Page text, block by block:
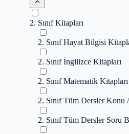
2. Sınıf Kitapları
2. Sınıf Hayat Bilgisi
2. Sınıf İngilizce Kitapları
2. Sınıf Matematik Kitapları
2. Sınıf Tüm Dersler Konu
2. Sınıf Tüm Dersler Soru